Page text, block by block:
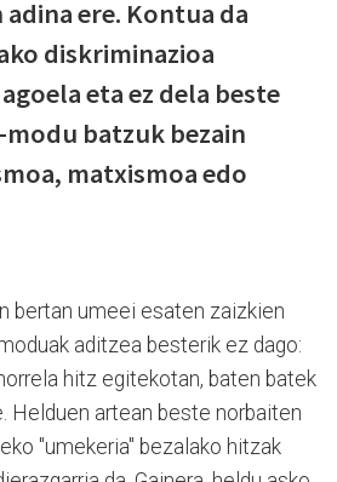
ere. Kontua da
diskriminazioa
eta ez dela beste
batzuk bezain
matxismoa edo
bertan umeei esaten zaizkien
aditzea besterik ez dago:
hitz egitekotan, baten batek
Helduen artean beste norbaiten
"umekeria" bezalako hitzak